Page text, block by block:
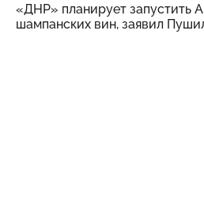
«ДНР» планирует запустить
шампанских вин, заявил